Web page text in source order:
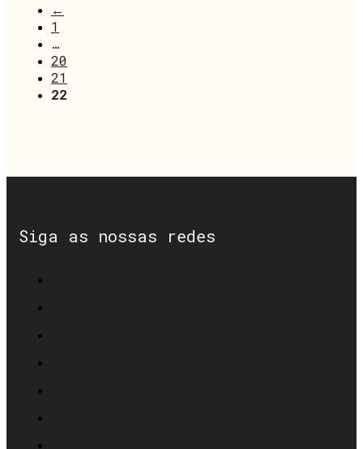
←
1
…
20
21
22
Siga as nossas redes